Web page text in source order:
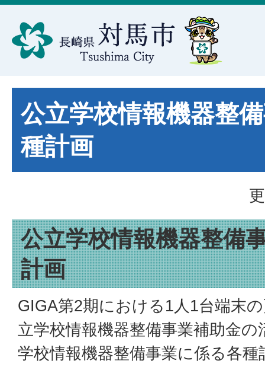
公立学校情報機器整
種計画
公立学校情報機器整備
計画
GIGA第2期における1人1台端末
立学校情報機器整備事業補助金
学校情報機器整備事業に係る各